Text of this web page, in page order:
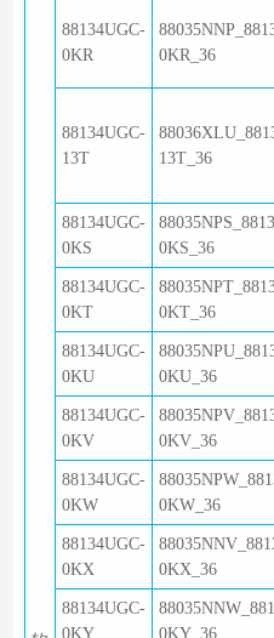
88134UGC-
0KR
0KR_36
88134UGC-
13T
13T_36
88134UGC-
0KS
0KS_36
88134UGC-
0KT
0KT_36
88134UGC-
0KU
0KU_36
88134UGC-
0KV
0KV_36
88134UGC-
0KW
0KW_36
88134UGC-
0KX
0KX_36
88134UGC-
0KY
0KY_36